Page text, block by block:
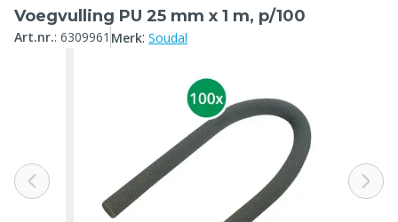
Voegvulling PU 25 mm x 1 m, p/100
Art.nr.: 6309961 Merk: Soudal